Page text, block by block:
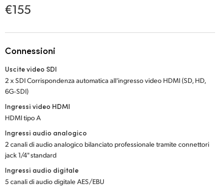
Netherlands
New Zealand
Poland
Portugal
Singapore
South Africa
€155
Connessioni
Uscite video SDI
2 x SDI Corrispondenza automatica all'ingresso video HDMI (SD, HD,
6G‑SDI)
Ingressi video HDMI
HDMI tipo A
Ingressi audio analogico
2 canali di audio analogico bilanciato professionale tramite connettori
jack 1/4" standard
Ingressi audio digitale
5 canali di audio digitale AES/EBU